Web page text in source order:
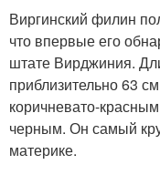
Виргинский филин
что впервые его
штате Вирджиния.
приблизительно 63
коричневато-
черным. Он самый
материке.